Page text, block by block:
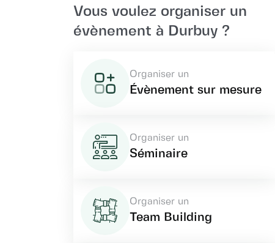
Vous voulez organiser un
évènement à Durbuy ?
Organiser un
Évènement sur mesure
Organiser un
Séminaire
Organiser un
Team Building